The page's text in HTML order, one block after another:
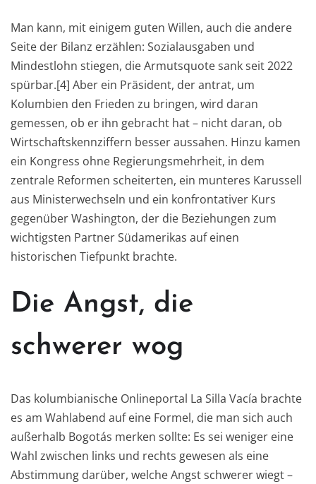
Man kann, mit einigem guten Willen, auch die andere
Seite der Bilanz erzählen: Sozialausgaben und
Mindestlohn stiegen, die Armutsquote sank seit 2022
spürbar.[4] Aber ein Präsident, der antrat, um
Kolumbien den Frieden zu bringen, wird daran
gemessen, ob er ihn gebracht hat – nicht daran, ob
Wirtschaftskennziffern besser aussahen. Hinzu kamen
ein Kongress ohne Regierungsmehrheit, in dem
zentrale Reformen scheiterten, ein munteres Karussell
aus Ministerwechseln und ein konfrontativer Kurs
gegenüber Washington, der die Beziehungen zum
wichtigsten Partner Südamerikas auf einen
historischen Tiefpunkt brachte.
Die Angst, die
schwerer wog
Das kolumbianische Onlineportal La Silla Vacía brachte
es am Wahlabend auf eine Formel, die man sich auch
außerhalb Bogotás merken sollte: Es sei weniger eine
Wahl zwischen links und rechts gewesen als eine
Abstimmung darüber, welche Angst schwerer wiegt –